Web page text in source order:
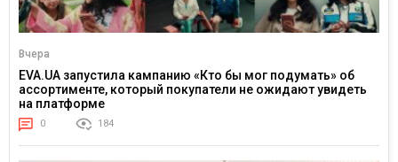
Вчера
EVA.UA запустила кампанию «Кто бы мог подумать» об
ассортименте, который покупатели не ожидают увидеть
на платформе
0 184